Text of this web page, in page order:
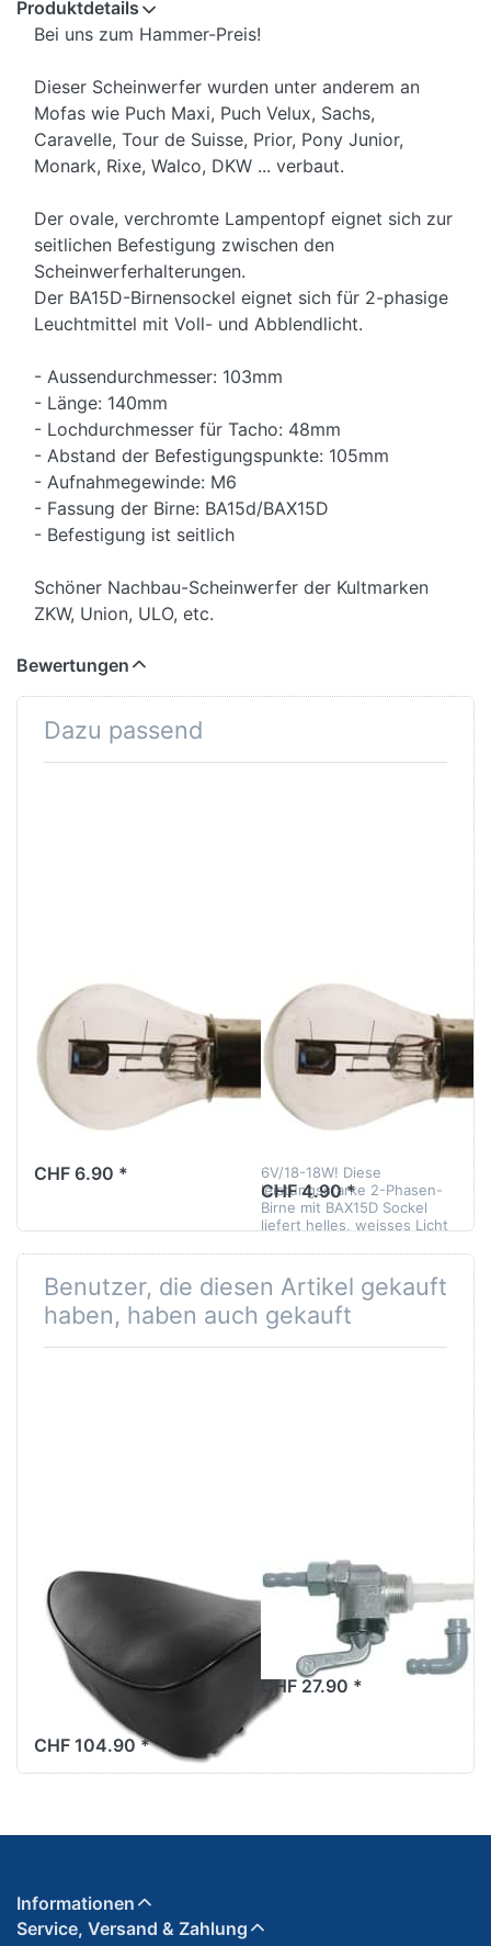
Produktdetails
Bei uns zum Hammer-Preis!
Dieser Scheinwerfer wurden unter anderem an
Mofas wie Puch Maxi, Puch Velux, Sachs,
Caravelle, Tour de Suisse, Prior, Pony Junior,
Monark, Rixe, Walco, DKW ... verbaut.
Der ovale, verchromte Lampentopf eignet sich zur
seitlichen Befestigung zwischen den
Scheinwerferhalterungen.
Der BA15D-Birnensockel eignet sich für 2-phasige
Leuchtmittel mit Voll- und Abblendlicht.
- Aussendurchmesser: 103mm
- Länge: 140mm
- Lochdurchmesser für Tacho: 48mm
- Abstand der Befestigungspunkte: 105mm
- Aufnahmegewinde: M6
- Fassung der Birne: BA15d/BAX15D
- Befestigung ist seitlich
Schöner Nachbau-Scheinwerfer der Kultmarken
ZKW, Union, ULO, etc.
Bewertungen
Dazu passend
Scheinwerferbirne
6V/15-15W, 2-
Phase, weiss,
Sockel BA15D
CHF 6.90 *
RMS
Scheinwerferbirne
6V/18-18W, 2-
Phase, weiss,
Sockel BAX15D
6V/18-18W! Diese
leistungsstarke 2-Phasen-
Birne mit BAX15D Sockel
liefert helles, weisses Licht
CHF 4.90 *
Benutzer, die diesen Artikel gekauft
haben, haben auch gekauft
Mofa-Sattel
"Sitzbank",
schwarz, mit
Federn, ohne
Zierleiste
CHF 104.90 *
Benzinhahn
Karcoma
M12x1mm
CHF 27.90 *
Informationen
Service, Versand & Zahlung